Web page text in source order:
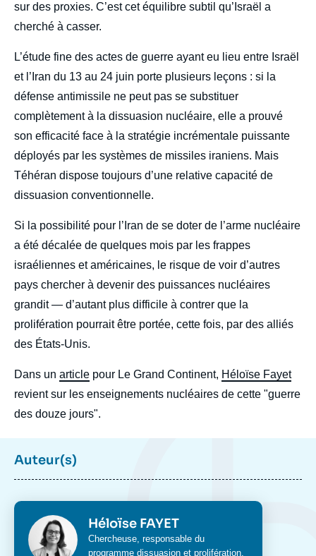
sur des proxies. C’est cet équilibre subtil qu’Israël a
cherché à casser.
L’étude fine des actes de guerre ayant eu lieu entre Israël
et l’Iran du 13 au 24 juin porte plusieurs leçons : si la
défense antimissile ne peut pas se substituer
complètement à la dissuasion nucléaire, elle a prouvé
son efficacité face à la stratégie incrémentale puissante
déployés par les systèmes de missiles iraniens. Mais
Téhéran dispose toujours d’une relative capacité de
dissuasion conventionnelle.
Si la possibilité pour l’Iran de se doter de l’arme nucléaire
a été décalée de quelques mois par les frappes
israéliennes et américaines, le risque de voir d’autres
pays chercher à devenir des puissances nucléaires
grandit — d’autant plus difficile à contrer que la
prolifération pourrait être portée, cette fois, par des alliés
des États-Unis.
Dans un article pour Le Grand Continent, Héloïse Fayet
revient sur les enseignements nucléaires de cette "guerre
des douze jours".
Auteur(s)
Photo Héloïse FAYET
Intitulé
du
Chercheuse, responsable du
programme dissuasion et prolifération,